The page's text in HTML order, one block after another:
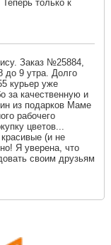
только к
Заказ №25884,
до 9 утра. Долго
курьер уже
за качественную и
из подарков Маме
рабочего
цветов...
(и не
Я уверена, что
своим друзьям